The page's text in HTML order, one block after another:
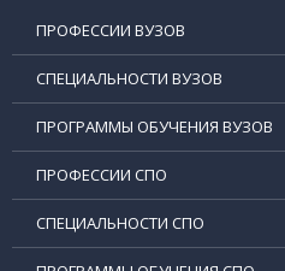
ПРОФЕССИИ ВУЗОВ
СПЕЦИАЛЬНОСТИ ВУЗОВ
ПРОГРАММЫ ОБУЧЕНИЯ ВУЗОВ
ПРОФЕССИИ СПО
СПЕЦИАЛЬНОСТИ СПО